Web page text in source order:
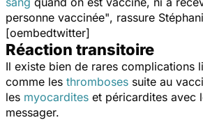
personne vaccinée", rassure
[oembedtwitter]
Réaction transitoire
Il existe bien de rares complications
comme les thromboses suite au
les myocardites et péricardites avec
messager.